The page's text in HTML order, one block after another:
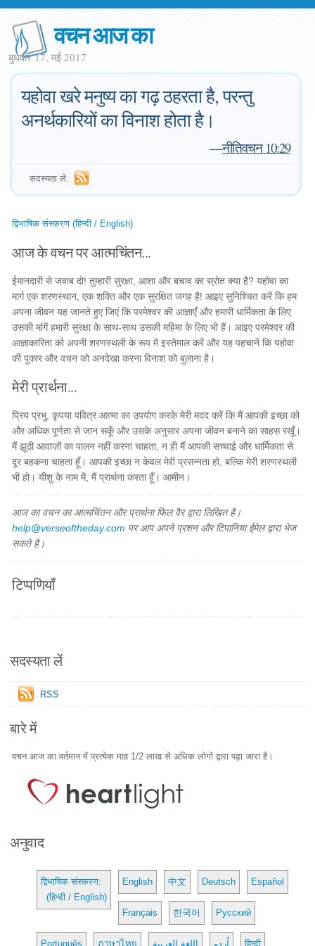
वचन आज का
बुधवार 17. मई 2017
यहोवा खरे मनुष्य का गढ़ ठहरता है, परन्तु
अनर्थकारियों का विनाश होता है।
—नीतिवचन 10:29
सदस्यता लें:
द्विभाषिक संस्करण (हिन्दी / English)
आज के वचन पर आत्मचिंतन...
ईमानदारी से जवाब दो! तुम्हारी सुरक्षा, आशा और बचाव का स्रोत क्या है? यहोवा का
मार्ग एक शरणस्थान, एक शक्ति और एक सुरक्षित जगह है! आइए सुनिश्चित करें कि हम
अपना जीवन यह जानते हुए जिएं कि परमेश्वर की आज्ञाएँ और हमारी धार्मिकता के लिए
उसकी मांगें हमारी सुरक्षा के साथ-साथ उसकी महिमा के लिए भी हैं। आइए परमेश्वर की
आज्ञाकारिता को अपनी शरणस्थली के रूप में इस्तेमाल करें और यह पहचानें कि यहोवा
की पुकार और वचन को अनदेखा करना विनाश को बुलाना है।
मेरी प्रार्थना...
प्रिय प्रभु, कृपया पवित्र आत्मा का उपयोग करके मेरी मदद करें कि मैं आपकी इच्छा को
और अधिक पूर्णता से जान सकूँ और उसके अनुसार अपना जीवन बनाने का साहस रखूँ।
मैं झूठी आवाज़ों का पालन नहीं करना चाहता, न ही मैं आपकी सच्चाई और धार्मिकता से
दूर बहकना चाहता हूँ। आपकी इच्छा न केवल मेरी प्रसन्नता हो, बल्कि मेरी शरणस्थली
भी हो। यीशु के नाम में, मैं प्रार्थना करता हूँ। आमीन।
आज का वचन का आत्मचिंतन और प्रार्थना फिल वैर द्वारा लिखित है।
help@verseoftheday.com पर आप अपने प्रशन और टिपानिया ईमेल द्वारा भेज
सकते है।
टिप्पणियाँ
सदस्यता लें
RSS
बारे में
वचन आज का वर्तमान में प्रत्येक माह 1/2 लाख से अधिक लोगों द्वारा पढ़ा जारा है।
अनुवाद
द्विभाषिक संस्करण:
(हिन्दी / English)
English 中文 Deutsch Español
Français 한국어 Русский
Português ภาษาไทย اللغة العربية اُردو हिन्दी